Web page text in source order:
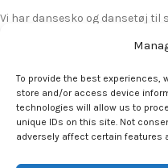
To provide the best experiences,
store and/or access device
technologies will allow us to
unique IDs on this site. Not
adversely affect certain features
Vi har dansesko og dansetøj
TLF. Butikken +45 31 74 24 84
TLF. Online: +45 31 72 27 11
Email: Info@dansemessen.dk